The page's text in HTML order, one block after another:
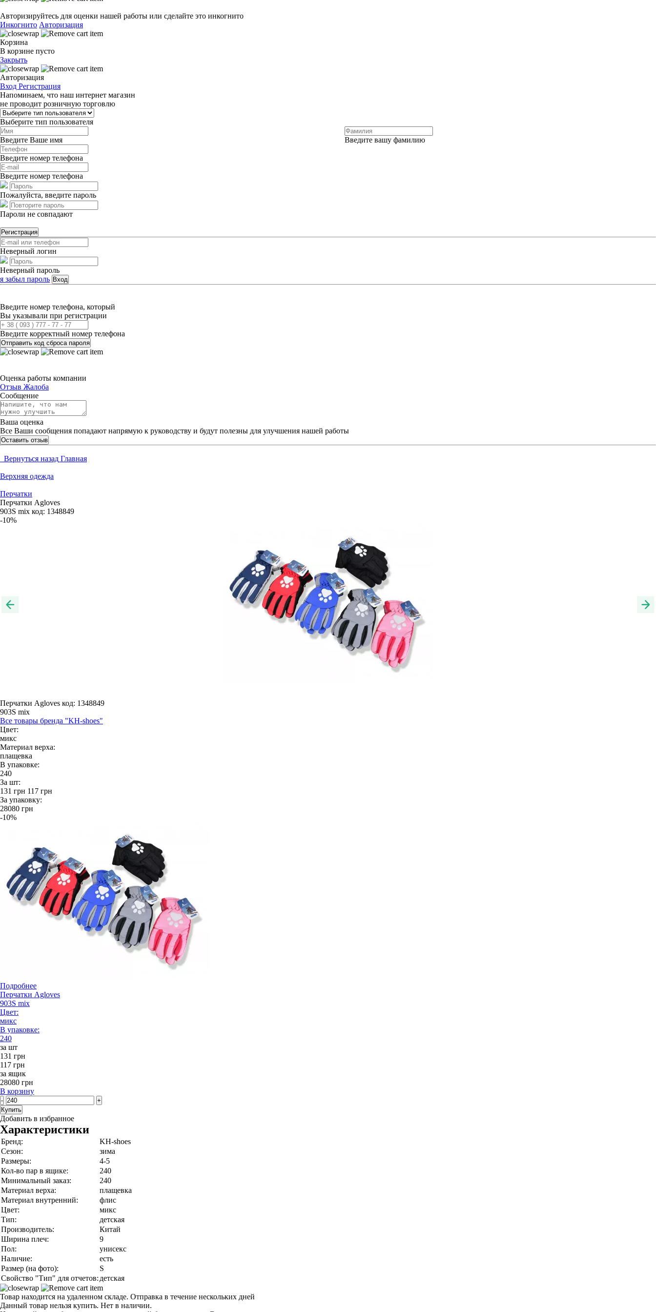
Авторизируйтесь для оценки нашей работы или сделайте это инкогнито
Инкогнито Авторизация
Корзина
В корзине пусто
Закрыть
Авторизация
Вход Регистрация
Напоминаем, что наш интернет магазин
не проводит розничную торговлю
Выберите тип пользователя
Введите Ваше имя Введите вашу фамилию
Введите номер телефона
Введите номер телефона
Пожалуйста, введите пароль
Пароли не совпадают
Регистрация
Неверный логин
Неверный пароль
я забыл пароль Вход
Введите номер телефона, который
Вы указывали при регистрации
Введите корректный номер телефона
Отправить код сброса пароля
Оценка работы компании
Отзыв Жалоба
Сообщение
Ваша оценка
Все Ваши сообщения попадают напрямую к руководству и будут полезны для улучшения нашей работы
Оставить отзыв
Вернуться назад Главная
Верхняя одежда
Перчатки
Перчатки Agloves
903S mix код: 1348849
-10%
Перчатки Agloves код: 1348849
903S mix
Все товары бренда "KH-shoes"
Цвет:
микс
Материал верха:
плащевка
В упаковке:
240
За шт:
131 грн 117 грн
За упаковку:
28080 грн
-10%
Подробнее
Перчатки Agloves
903S mix
Цвет:
микс
В упаковке:
240
за шт
131 грн
117 грн
за ящик
28080 грн
В корзину
-
+
Купить
Добавить в избранное
Характеристики
Бренд:
KH-shoes
Сезон:
зима
Размеры:
4-5
Кол-во пар в ящике:
240
Минимальный заказ:
240
Материал верха:
плащевка
Материал внутренний:
флис
Цвет:
микс
Тип:
детская
Производитель:
Китай
Ширина плеч:
9
Пол:
унисекс
Наличие:
есть
Размер (на фото):
S
Свойство "Тип" для отчетов: детская
Товар находится на удаленном складе. Отправка в течение нескольких дней
Данный товар нельзя купить. Нет в наличии.